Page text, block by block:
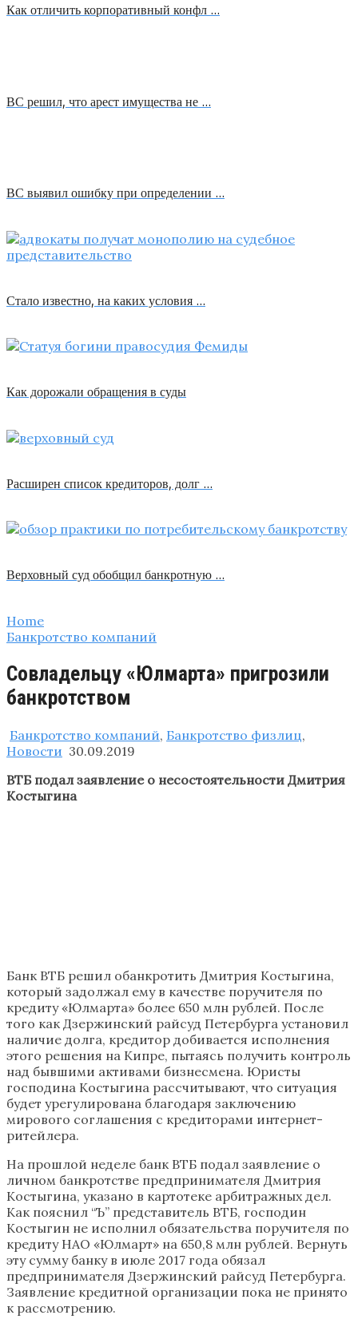
Как отличить корпоративный конфл …
ВС решил, что арест имущества не …
ВС выявил ошибку при определении …
Стало известно, на каких условия …
Как дорожали обращения в суды
Расширен список кредиторов, долг …
Верховный суд обобщил банкротную …
Home
Банкротство компаний
Совладельцу «Юлмарта» пригрозили
банкротством
Банкротство компаний, Банкротство физлиц,
Новости 30.09.2019
ВТБ подал заявление о несостоятельности Дмитрия
Костыгина
Банк ВТБ решил обанкротить Дмитрия Костыгина,
который задолжал ему в качестве поручителя по
кредиту «Юлмарта» более 650 млн рублей. После
того как Дзержинский райсуд Петербурга установил
наличие долга, кредитор добивается исполнения
этого решения на Кипре, пытаясь получить контроль
над бывшими активами бизнесмена. Юристы
господина Костыгина рассчитывают, что ситуация
будет урегулирована благодаря заключению
мирового соглашения с кредиторами интернет-
ритейлера.
На прошлой неделе банк ВТБ подал заявление о
личном банкротстве предпринимателя Дмитрия
Костыгина, указано в картотеке арбитражных дел.
Как пояснил “Ъ” представитель ВТБ, господин
Костыгин не исполнил обязательства поручителя по
кредиту НАО «Юлмарт» на 650,8 млн рублей. Вернуть
эту сумму банку в июле 2017 года обязал
предпринимателя Дзержинский райсуд Петербурга.
Заявление кредитной организации пока не принято
к рассмотрению.